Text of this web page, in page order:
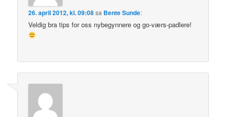
26. april 2012, kl. 09:08sa Bente Sunde:
Veldig bra tips for oss nybegynnere og go-værs-padlere!